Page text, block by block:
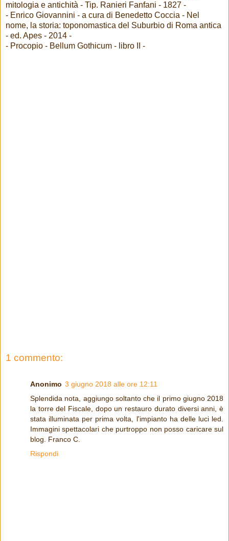
mitologia e antichità - Tip. Ranieri Fanfani - 1827 -
- Enrico Giovannini - a cura di Benedetto Coccia - Nel
nome, la storia: toponomastica del Suburbio di Roma antica
- ed. Apes - 2014 -
- Procopio - Bellum Gothicum - libro II -
1 commento:
Anonimo 3 giugno 2018 alle ore 12:11
Splendida nota, aggiungo soltanto che il primo giugno 2018
la torre del Fiscale, dopo un restauro durato diversi anni, è
stata illuminata per prima volta, l'impianto ha delle luci led.
Immagini spettacolari che purtroppo non posso caricare sul
blog. Franco C.
Rispondi